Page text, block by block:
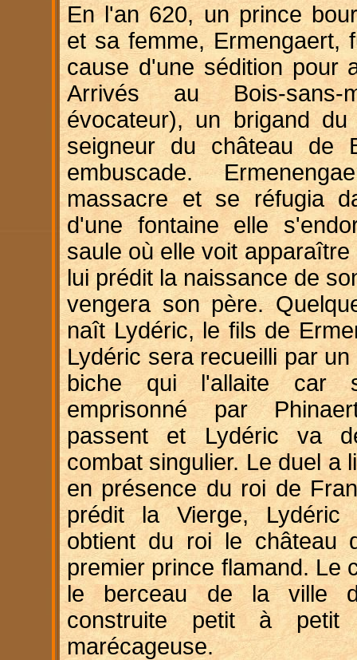
En l'an 620, un prince
et sa femme, Ermengaert,
cause d'une sédition pour
Arrivés au Bois-
évocateur), un brigand
seigneur du château de
embuscade.
massacre et se réfugia
d'une fontaine elle
saule où elle voit
lui prédit la naissance de
vengera son père.
naît Lydéric, le fils de
Lydéric sera recueilli par
biche qui l'allaite car
emprisonné par
passent et Lydéric va
combat singulier. Le duel a
en présence du roi de
prédit la Vierge, Lydéric
obtient du roi le château
premier prince flamand. Le
le berceau de la ville
construite petit à
marécageuse.